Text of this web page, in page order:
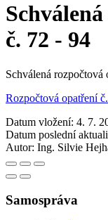
č. 72 - 94
Schválená rozpočtová
Rozpočtová opatření
Datum vložení: 4. 7.
Datum poslední
Autor: Ing. Silvie
Samospráva